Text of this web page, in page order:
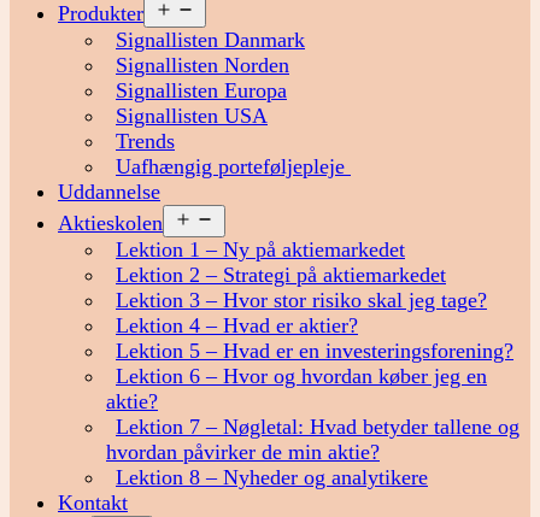
Produkter
menu
Signallisten Danmark
Signallisten Norden
Signallisten Europa
Signallisten USA
Trends
Uafhængig porteføljepleje
Uddannelse
Aktieskolen
menu
Lektion 1 – Ny på aktiemarkedet
Lektion 2 – Strategi på aktiemarkedet
Lektion 3 – Hvor stor risiko skal jeg tage?
Lektion 4 – Hvad er aktier?
Lektion 5 – Hvad er en investeringsforening?
Lektion 6 – Hvor og hvordan køber jeg en
aktie?
Lektion 7 – Nøgletal: Hvad betyder tallene og
hvordan påvirker de min aktie?
Lektion 8 – Nyheder og analytikere
Kontakt